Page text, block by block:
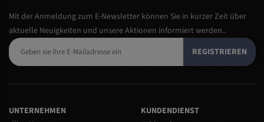
Mit der Anmeldung zum E-Newsletter können Sie in kurzer Zeit über
aktuelle Neuigkeiten und unsere Aktionen informiert werden..
REGISTRIEREN
UNTERNEHMEN KUNDENDIENST